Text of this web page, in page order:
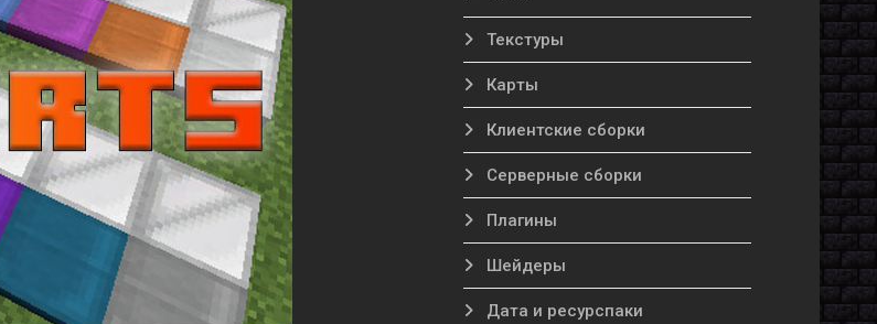
Текстуры
Карты
Клиентские сборки
Серверные сборки
Плагины
Шейдеры
Дата и ресурспаки